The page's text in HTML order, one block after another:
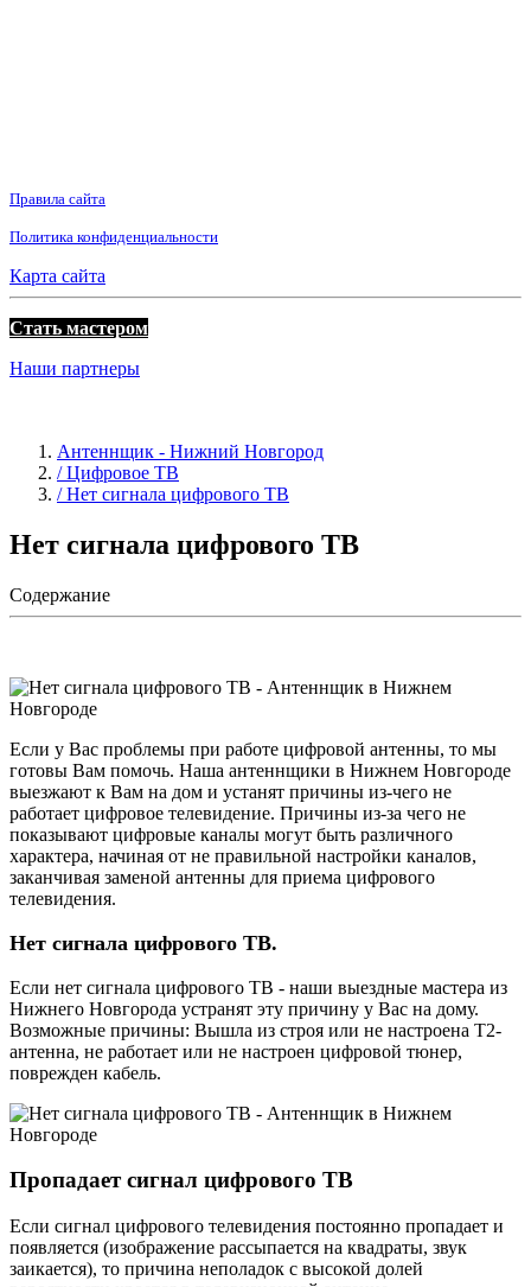
Правила сайта
Политика конфиденциальности
Карта сайта
Стать мастером
Наши партнеры
Антеннщик - Нижний Новгород
/ Цифровое ТВ
/ Нет сигнала цифрового ТВ
Нет сигнала цифрового ТВ
Содержание
Если у Вас проблемы при работе цифровой антенны, то мы
готовы Вам помочь. Наша антеннщики в Нижнем Новгороде
выезжают к Вам на дом и устанят причины из-чего не
работает цифровое телевидение. Причины из-за чего не
показывают цифровые каналы могут быть различного
характера, начиная от не правильной настройки каналов,
заканчивая заменой антенны для приема цифрового
телевидения.
Нет сигнала цифрового ТВ.
Если нет сигнала цифрового ТВ - наши выездные мастера из
Нижнего Новгорода устранят эту причину у Вас на дому.
Возможные причины: Вышла из строя или не настроена Т2-
антенна, не работает или не настроен цифровой тюнер,
поврежден кабель.
Пропадает сигнал цифрового ТВ
Если сигнал цифрового телевидения постоянно пропадает и
появляется (изображение рассыпается на квадраты, звук
заикается), то причина неполадок с высокой долей